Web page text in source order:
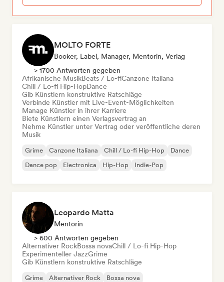
MOLTO FORTE
Booker, Label, Manager, Mentorin, Verlag
> 1700 Antworten gegeben
Afrikanische MusikBeats / Lo-fiCanzone Italiana
Chill / Lo-fi Hip-HopDance
Gib Künstlern konstruktive Ratschläge
Verbinde Künstler mit Live-Event-Möglichkeiten
Manage Künstler in ihrer Karriere
Biete Künstlern einen Verlagsvertrag an
Nehme Künstler unter Vertrag oder veröffentliche deren
Musik
Grime Canzone Italiana Chill / Lo-fi Hip-Hop
Dance
Dance pop
Electronica Hip-Hop Indie-Pop
Leopardo Matta
Mentorin
> 600 Antworten gegeben
Alternativer RockBossa novaChill / Lo-fi Hip-Hop
Experimenteller JazzGrime
Gib Künstlern konstruktive Ratschläge
Grime Alternativer Rock
Bossa nova